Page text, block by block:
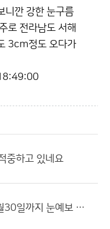
니깐 강한 눈구름
로 전라남도 서해
3cm정도 오다가
중하고 있네요
12월29일 오후부터 12월30일까지 눈예보 관련